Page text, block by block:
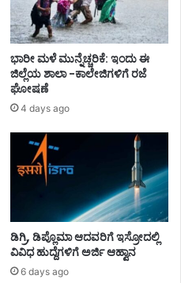
ಭಾರೀ ಮಳೆ ಮುನ್ನೆಚ್ಚರಿಕೆ: ಇಂದು ಈ
ಜಿಲ್ಲೆಯ ಶಾಲಾ -ಕಾಲೇಜಿಗಳಿಗೆ ರಜೆ
ಘೋಷಣೆ
4 days ago
ಡಿಗ್ರಿ, ಡಿಪ್ಲೊಮಾ ಆದವರಿಗೆ ಇಸ್ರೋದಲ್ಲಿ
ವಿವಿಧ ಹುದ್ದೆಗಳಿಗೆ ಅರ್ಜಿ ಆಹ್ವಾನ
6 days ago